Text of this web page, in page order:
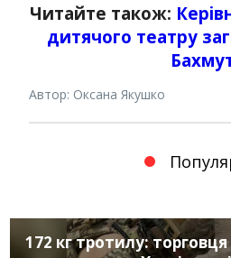
Читайте також:
дитячого театру
Автор: Оксана Якушко
172 кг тротилу: